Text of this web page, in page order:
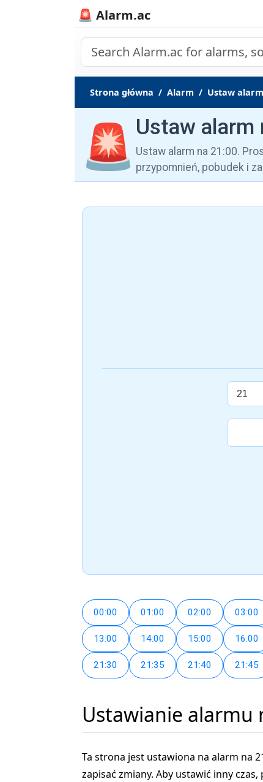
🚨 Alarm.ac
Strona główna Alarm Ustaw
🚨 Ustaw alarm
Ustaw alarm na 21:00.
przypomnień, pobudek i
00:00 01:00 02:00 03:00
13:00 14:00 15:00 16:00
21:30 21:35 21:40 21:45
Ustawianie alarmu
Ta strona jest ustawiona na alarm na
zapisać zmiany. Aby ustawić inny